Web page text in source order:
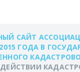
САЙТ
2015 ГОДА В